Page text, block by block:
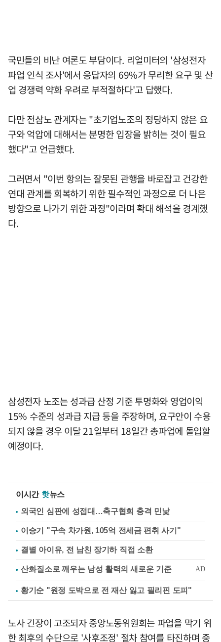
국민들의 비난 여론도 부담이다. 리얼미터의 '삼성전자
파업 인식 조사'에서 응답자의 69%가 무리한 요구 및 산
업 경쟁력 약화 우려로 부적절하다'고 답했다.
다만 전삼노 관계자는 "초기업노조의 정당하지 않은 요
구와 억압에 대해서는 분명한 입장을 밝히는 것이 필요
했다"고 언급했다.
그러면서 "이번 항의는 잘못된 관행을 바로잡고 건강한
연대 관계를 회복하기 위한 필수적인 과정으로 더 나은
방향으로 나가기 위한 과정"이라며 확대 해석을 경계했
다.
삼성전자 노조는 성과급 산정 기준 투명화와 영업이익
15% 수준의 성과급 지급 등을 주장하며, 요구안이 수용
되지 않을 경우 이달 21일부터 18일간 총파업에 돌입할
예정이다.
이시간 핫뉴스
외국인 심판에 성접대…축구협회 충격 민낯
이승기 "구속 차가원, 105억 전세금 편취 사기"
결별 아이유, 전 남친 장기하 직접 소환
황기순 "원정 도박으로 전 재산 잃고 필리핀 도피"
노사 긴장이 고조되자 중앙노동위원회는 파업을 막기 위
한 최후의 수단으로 '사후조정' 절차 참여를 타진하며 중